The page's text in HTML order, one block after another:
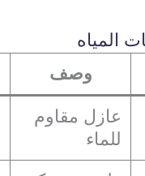
المياه
وصف
عازل مقاوم
للماء